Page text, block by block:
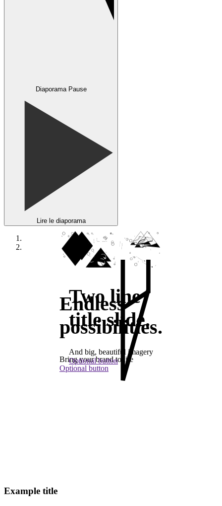
Diaporama Pause
Lire le diaporama
Endless
possibilities.
Bring your brand to life
Optional button
Two line
title slide.
And big, beautiful imagery
Optional button
Example title